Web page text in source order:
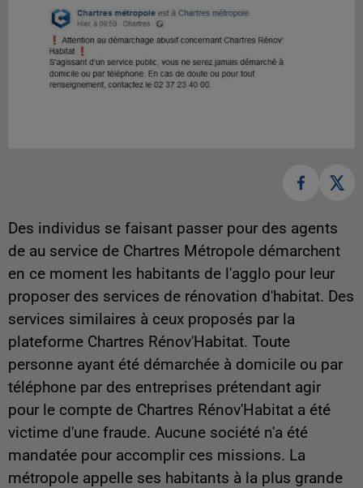
Des individus se faisant passer pour des agents
de au service de Chartres Métropole démarchent
en ce moment les habitants de l'agglo pour leur
proposer des services de rénovation d'habitat. Des
services similaires à ceux proposés par la
plateforme Chartres Rénov'Habitat. Toute
personne ayant été démarchée à domicile ou par
téléphone par des entreprises prétendant agir
pour le compte de Chartres Rénov'Habitat a été
victime d'une fraude. Aucune société n'a été
mandatée pour accomplir ces missions. La
métropole appelle ses habitants à la plus grande